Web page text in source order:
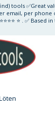
tools ✅Great
email, per phone
⭐ . ✅